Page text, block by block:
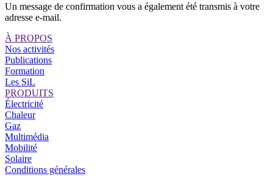
Un message de confirmation vous a également été transmis à votre
adresse e-mail.
À PROPOS
Nos activités
Publications
Formation
Les SiL
PRODUITS
Électricité
Chaleur
Gaz
Multimédia
Mobilité
Solaire
Conditions générales